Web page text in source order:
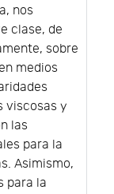
nos
clase, de
sobre
medios
viscosas y
las
para la
Asimismo,
para la